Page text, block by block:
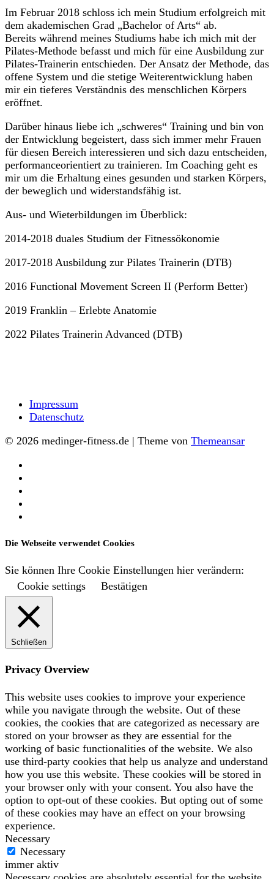
Im Februar 2018 schloss ich mein Studium erfolgreich mit
dem akademischen Grad „Bachelor of Arts“ ab.
Bereits während meines Studiums habe ich mich mit der
Pilates-Methode befasst und mich für eine Ausbildung zur
Pilates-Trainerin entschieden. Der Ansatz der Methode, das
offene System und die stetige Weiterentwicklung haben
mir ein tieferes Verständnis des menschlichen Körpers
eröffnet.
Darüber hinaus liebe ich „schweres“ Training und bin von
der Entwicklung begeistert, dass sich immer mehr Frauen
für diesen Bereich interessieren und sich dazu entscheiden,
performanceorientiert zu trainieren. Im Coaching geht es
mir um die Erhaltung eines gesunden und starken Körpers,
der beweglich und widerstandsfähig ist.
Aus- und Wieterbildungen im Überblick:
2014-2018 duales Studium der Fitnessökonomie
2017-2018 Ausbildung zur Pilates Trainerin (DTB)
2016 Functional Movement Screen II (Perform Better)
2019 Franklin – Erlebte Anatomie
2022 Pilates Trainerin Advanced (DTB)
Impressum
Datenschutz
© 2026 medinger-fitness.de | Theme von Themeansar
Die Webseite verwendet Cookies
Sie können Ihre Cookie Einstellungen hier verändern:
Cookie settings
Bestätigen
Schließen
Privacy Overview
This website uses cookies to improve your experience
while you navigate through the website. Out of these
cookies, the cookies that are categorized as necessary are
stored on your browser as they are essential for the
working of basic functionalities of the website. We also
use third-party cookies that help us analyze and understand
how you use this website. These cookies will be stored in
your browser only with your consent. You also have the
option to opt-out of these cookies. But opting out of some
of these cookies may have an effect on your browsing
experience.
Necessary
Necessary
immer aktiv